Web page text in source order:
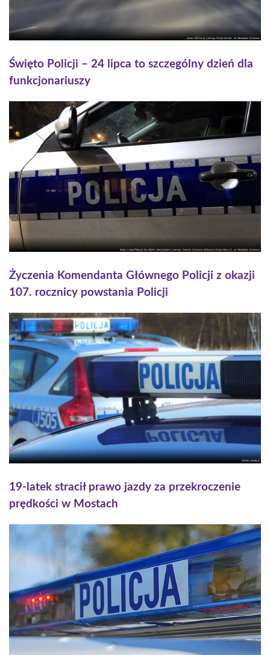
Święto Policji – 24 lipca to szczególny dzień dla
funkcjonariuszy
Życzenia Komendanta Głównego Policji z okazji
107. rocznicy powstania Policji
19-latek stracił prawo jazdy za przekroczenie
prędkości w Mostach